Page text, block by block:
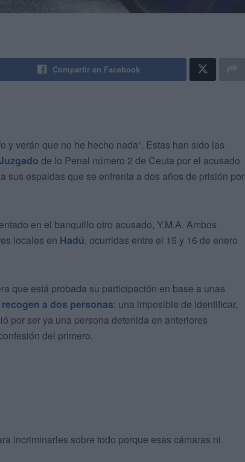
Compartir en Facebook
y verán que no he hecho nada”. Estas han sido las
de lo Penal número 2 de Ceuta por el acusado
sus espaldas que se enfrenta a dos años de prisión por
en el banquillo otro acusado, Y.M.A. Ambos
locales en Hadú, ocurridas entre el 15 y 16 de enero
que está probada su participación en base a unas
recogen a dos personas: una imposible de identificar,
por ser ya una persona detenida en anteriores
del primero.
incriminarles sobre todo porque esas cámaras ni